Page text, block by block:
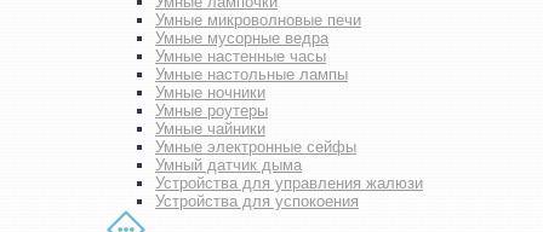
Умные микроволновые печи
Умные мусорные ведра
Умные настенные часы
Умные настольные лампы
Умные ночники
Умные роутеры
Умные чайники
Умные электронные сейфы
Умный датчик дыма
Устройства для управления жалюзи
Устройства для успокоения